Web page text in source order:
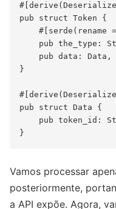
pub struct Token {
#[serde(rename =
pub the_type:
    pub data: Data,
}
pub struct Data {
pub token_id:
Vamos processar
posteriormente,
a API expõe. Agora,